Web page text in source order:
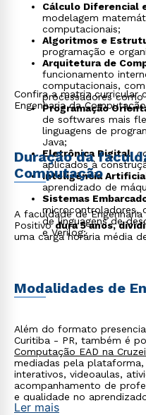
Cálculo Diferencial
modelagem
computacionais;
Algoritmos e
programação e
Arquitetura de
funcionamento
computacionais,
processadores como
Programação
de softwares mais
linguagens de
Java;
Eletrônica Digital:
aplicados à
Inteligência
aprendizado de
Sistemas
microcontroladores,
de linguagens de
e Verilog;
Confira a matriz curricular
Engenharia da
Duração da
Computação
A faculdade de
Positivodura 5 anos,
uma carga horária média
Modalidades de
Além do formato
Curitiba - PR, também é
Computação EAD na
mediadas pela
interativos, videoaulas,
acompanhamento de
e qualidade no
Ler mais